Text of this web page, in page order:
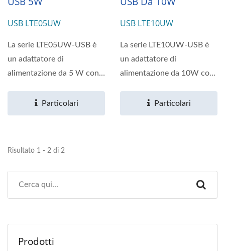
USB LTE05UW
La serie LTE05UW-USB è
un adattatore di
alimentazione da 5 W con
integrato...Particolari
USB LTE10UW
La serie LTE10UW-USB è
un adattatore di
alimentazione da 10W con
integrato...Particolari
Risultato 1 - 2 di 2
Prodotti